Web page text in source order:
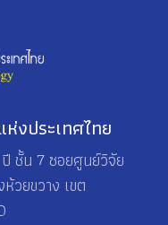
งประเทศไทย
ชั้น 7 ซอยศูนย์วิจัย
วยขวาง เขต